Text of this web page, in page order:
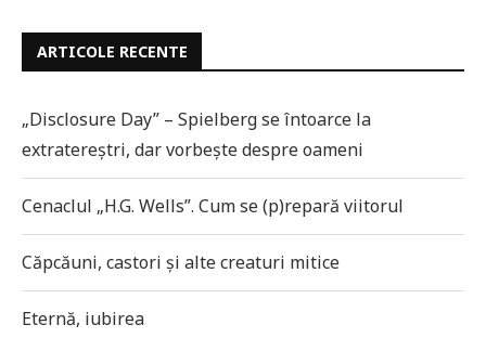
ARTICOLE RECENTE
„Disclosure Day” – Spielberg se întoarce la
extratereștri, dar vorbește despre oameni
Cenaclul „H.G. Wells”. Cum se (p)repară viitorul
Căpcăuni, castori și alte creaturi mitice
Eternă, iubirea